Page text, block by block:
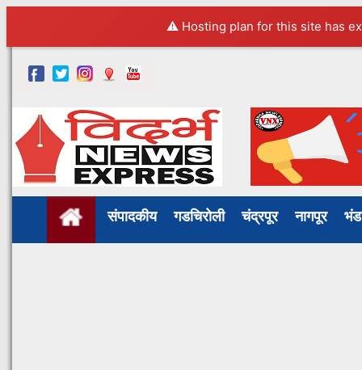
⚠️ Hosting plan for this site has
संपादकीय गडचिरोली चंद्रपूर नागपूर